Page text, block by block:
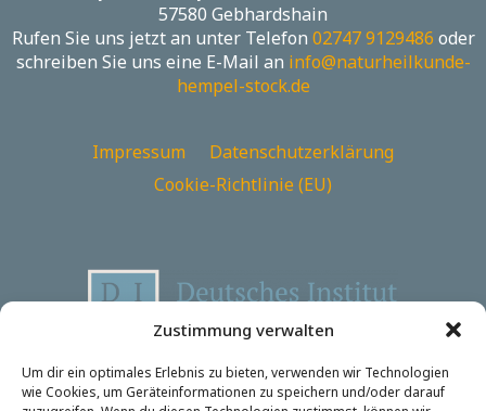
Zustimmung verwalten
Um dir ein optimales Erlebnis zu bieten, verwenden wir Technologien
wie Cookies, um Geräteinformationen zu speichern und/oder darauf
57580 Gebhardshain
Rufen Sie uns jetzt an unter Telefon 02747 9129486 oder
schreiben Sie uns eine E-Mail an info@naturheilkunde-
hempel-stock.de
Impressum
Datenschutzerklärung
Cookie-Richtlinie (EU)